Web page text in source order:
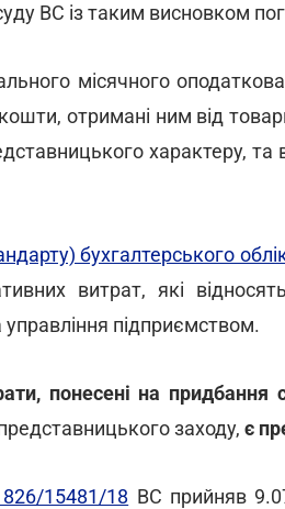
ВС із таким висновком
місячного
отримані ним від
характеру, та
бухгалтерського
витрат, які
підприємством.
понесені на придбання
заходу, є
15481/18 ВС прийняв